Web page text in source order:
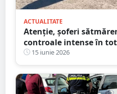
ACTUALITATE
Atenție, șoferi
controale intense în
săptămână e
maraton de 24 de ore
15 iunie 2026